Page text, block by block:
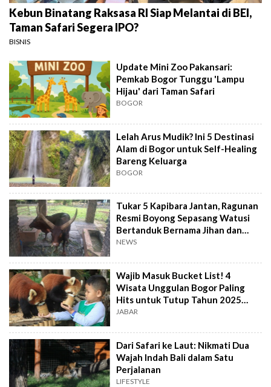
Kebun Binatang Raksasa RI Siap Melantai di BEI,
Taman Safari Segera IPO?
BISNIS
Update Mini Zoo Pakansari:
Pemkab Bogor Tunggu 'Lampu
Hijau' dari Taman Safari
BOGOR
Lelah Arus Mudik? Ini 5 Destinasi
Alam di Bogor untuk Self-Healing
Bareng Keluarga
BOGOR
Tukar 5 Kapibara Jantan, Ragunan
Resmi Boyong Sepasang Watusi
Bertanduk Bernama Jihan dan
Yogi
NEWS
Wajib Masuk Bucket List! 4
Wisata Unggulan Bogor Paling
Hits untuk Tutup Tahun 2025
dengan Manis
JABAR
Dari Safari ke Laut: Nikmati Dua
Wajah Indah Bali dalam Satu
Perjalanan
LIFESTYLE